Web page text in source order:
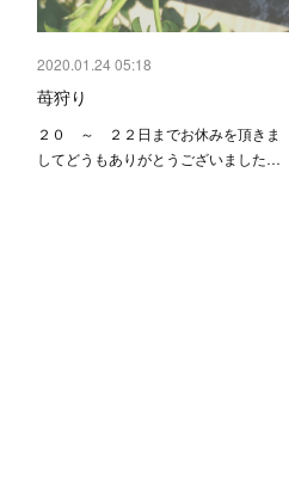
2020.01.24 05:18
苺狩り
２０ ～ ２２日までお休みを頂きま
してどうもありがとうございました…